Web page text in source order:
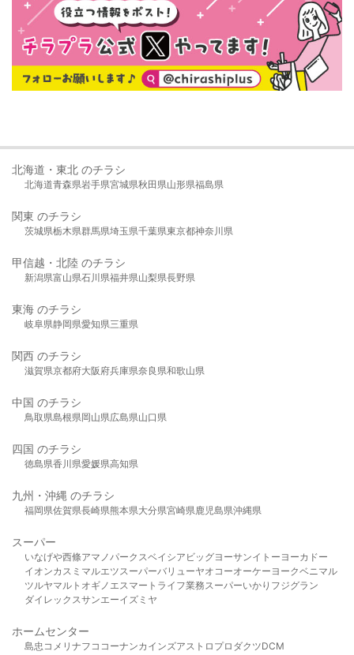
北海道・東北 のチラシ
北海道青森県岩手県宮城県秋田県山形県福島県
関東 のチラシ
茨城県栃木県群馬県埼玉県千葉県東京都神奈川県
甲信越・北陸 のチラシ
新潟県富山県石川県福井県山梨県長野県
東海 のチラシ
岐阜県静岡県愛知県三重県
関西 のチラシ
滋賀県京都府大阪府兵庫県奈良県和歌山県
中国 のチラシ
鳥取県島根県岡山県広島県山口県
四国 のチラシ
徳島県香川県愛媛県高知県
九州・沖縄 のチラシ
福岡県佐賀県長崎県熊本県大分県宮崎県鹿児島県沖縄県
スーパー
いなげや西條アマノパークスベイシア ビッグヨーサンイトーヨーカドー
イオンカスミ マルエツスーパーバリューヤオコーオーケー ヨークベニマル
ツルヤマルト オギノ エスマート ライフ業務スーパーいかり フジグラン
ダイレックスサンエーイズミヤ
ホームセンター
島忠 コメリ ナフコ コーナンカインズアストロプロダクツDCM